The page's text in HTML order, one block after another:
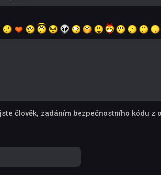
člověk, zadáním bezpečnostního kódu z